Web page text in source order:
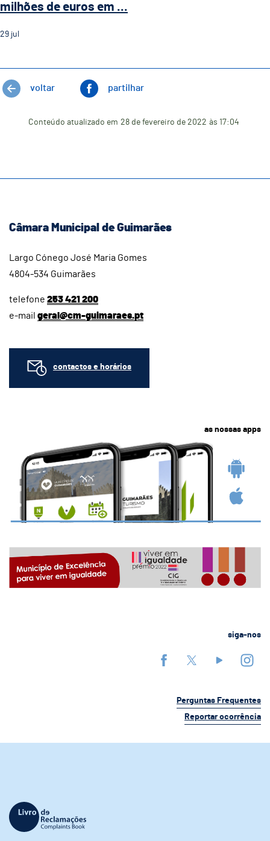
milhões de euros em ...
29 jul
voltar partilhar
Conteúdo atualizado em 28 de fevereiro de 2022 às 17:04
Câmara Municipal de Guimarães
Largo Cónego José Maria Gomes
4804-534 Guimarães
telefone 253 421 200
e-mail geral@cm-guimaraes.pt
contactos e horários
as nossas apps
siga-nos
Perguntas Frequentes
Reportar ocorrência